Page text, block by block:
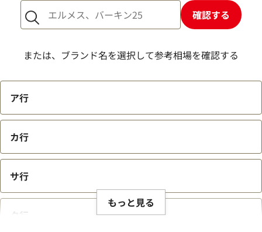
この度は「おたからや」をご利用いただき誠にありがとうご
ざいました。また、お客様の貴重なブランド品をご満足いた
だけた形でご売却いただけましたこと、大変嬉しく思います。
私たちの目標は、常にお客様にご満足いただける買取を提供
することです。そのためには、最新の市場相場をしっかりと把
握し、お客様に最適な価格をお伝えすることが不可欠です。弊
社では、ブランド品の状態や付属品、為替の変動、生産数等
を考慮し、できる限りの価格でお取引させていただくことを
心がけております。さらに、弊社の強みである、海外への販路
確認する
または、ブランド名を選択して参考相場を確認する
ア行
カ行
サ行
タ行
もっと見る